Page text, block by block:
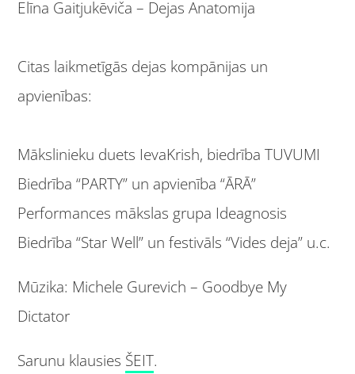
Elīna Gaitjukēviča – Dejas Anatomija
Citas laikmetīgās dejas kompānijas un
apvienības:
Mākslinieku duets IevaKrish, biedrība TUVUMI
Biedrība “PARTY” un apvienība “ĀRĀ”
Performances mākslas grupa Ideagnosis
Biedrība “Star Well” un festivāls “Vides deja” u.c.
Mūzika: Michele Gurevich – Goodbye My
Dictator
Sarunu klausies ŠEIT.